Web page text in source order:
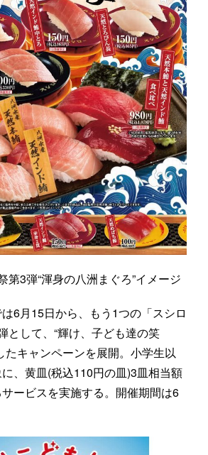
第3弾“渾身の八洲まぐろ”イメージ
6月15日から、もう1つの「スシロ
として、“輝け、子ども達の笑
たキャンペーンを展開。小学生以
、黄皿(税込110円の皿)3皿相当額
ービスを実施する。開催期間は6